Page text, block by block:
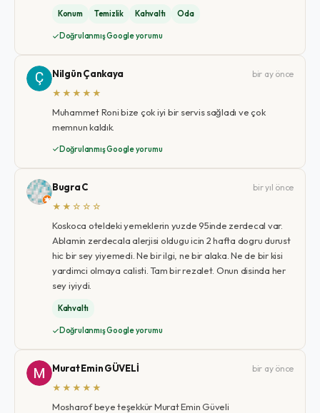
Konum Temizlik Kahvaltı Oda
Doğrulanmış Google yorumu
Nilgün Çankaya
bir ay önce
★★★★★
Muhammet Roni bize çok iyi bir servis sağladı ve çok
memnun kaldık.
Doğrulanmış Google yorumu
Bugra C
bir yıl önce
★★☆☆☆
Koskoca oteldeki yemeklerin yuzde 95inde zerdecal var.
Ablamin zerdecala alerjisi oldugu icin 2 hafta dogru durust
hic bir sey yiyemedi. Ne bir ilgi, ne bir alaka. Ne de bir kisi
yardimci olmaya calisti. Tam bir rezalet. Onun disinda her
sey iyiydi.
Kahvaltı
Doğrulanmış Google yorumu
Murat Emin GÜVELİ
bir ay önce
★★★★★
Mosharof beye teşekkür Murat Emin Güveli